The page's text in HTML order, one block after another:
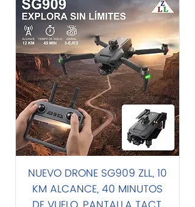
NUEVO DRONE SG909 ZLL, 10
KM ALCANCE, 40 MINUTOS